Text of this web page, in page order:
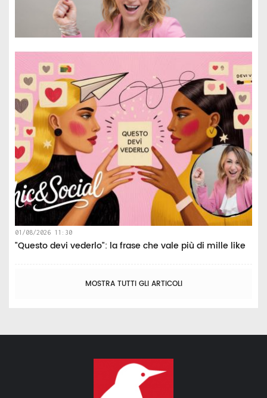
01/08/2026 11:30
"Questo devi vederlo": la frase che vale più di mille like
MOSTRA TUTTI GLI ARTICOLI